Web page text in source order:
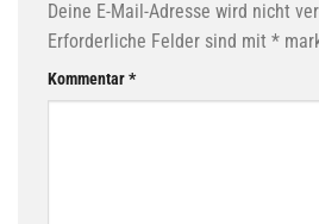
Deine E-Mail-Adresse wird nicht
Erforderliche Felder sind mit *
Kommentar*